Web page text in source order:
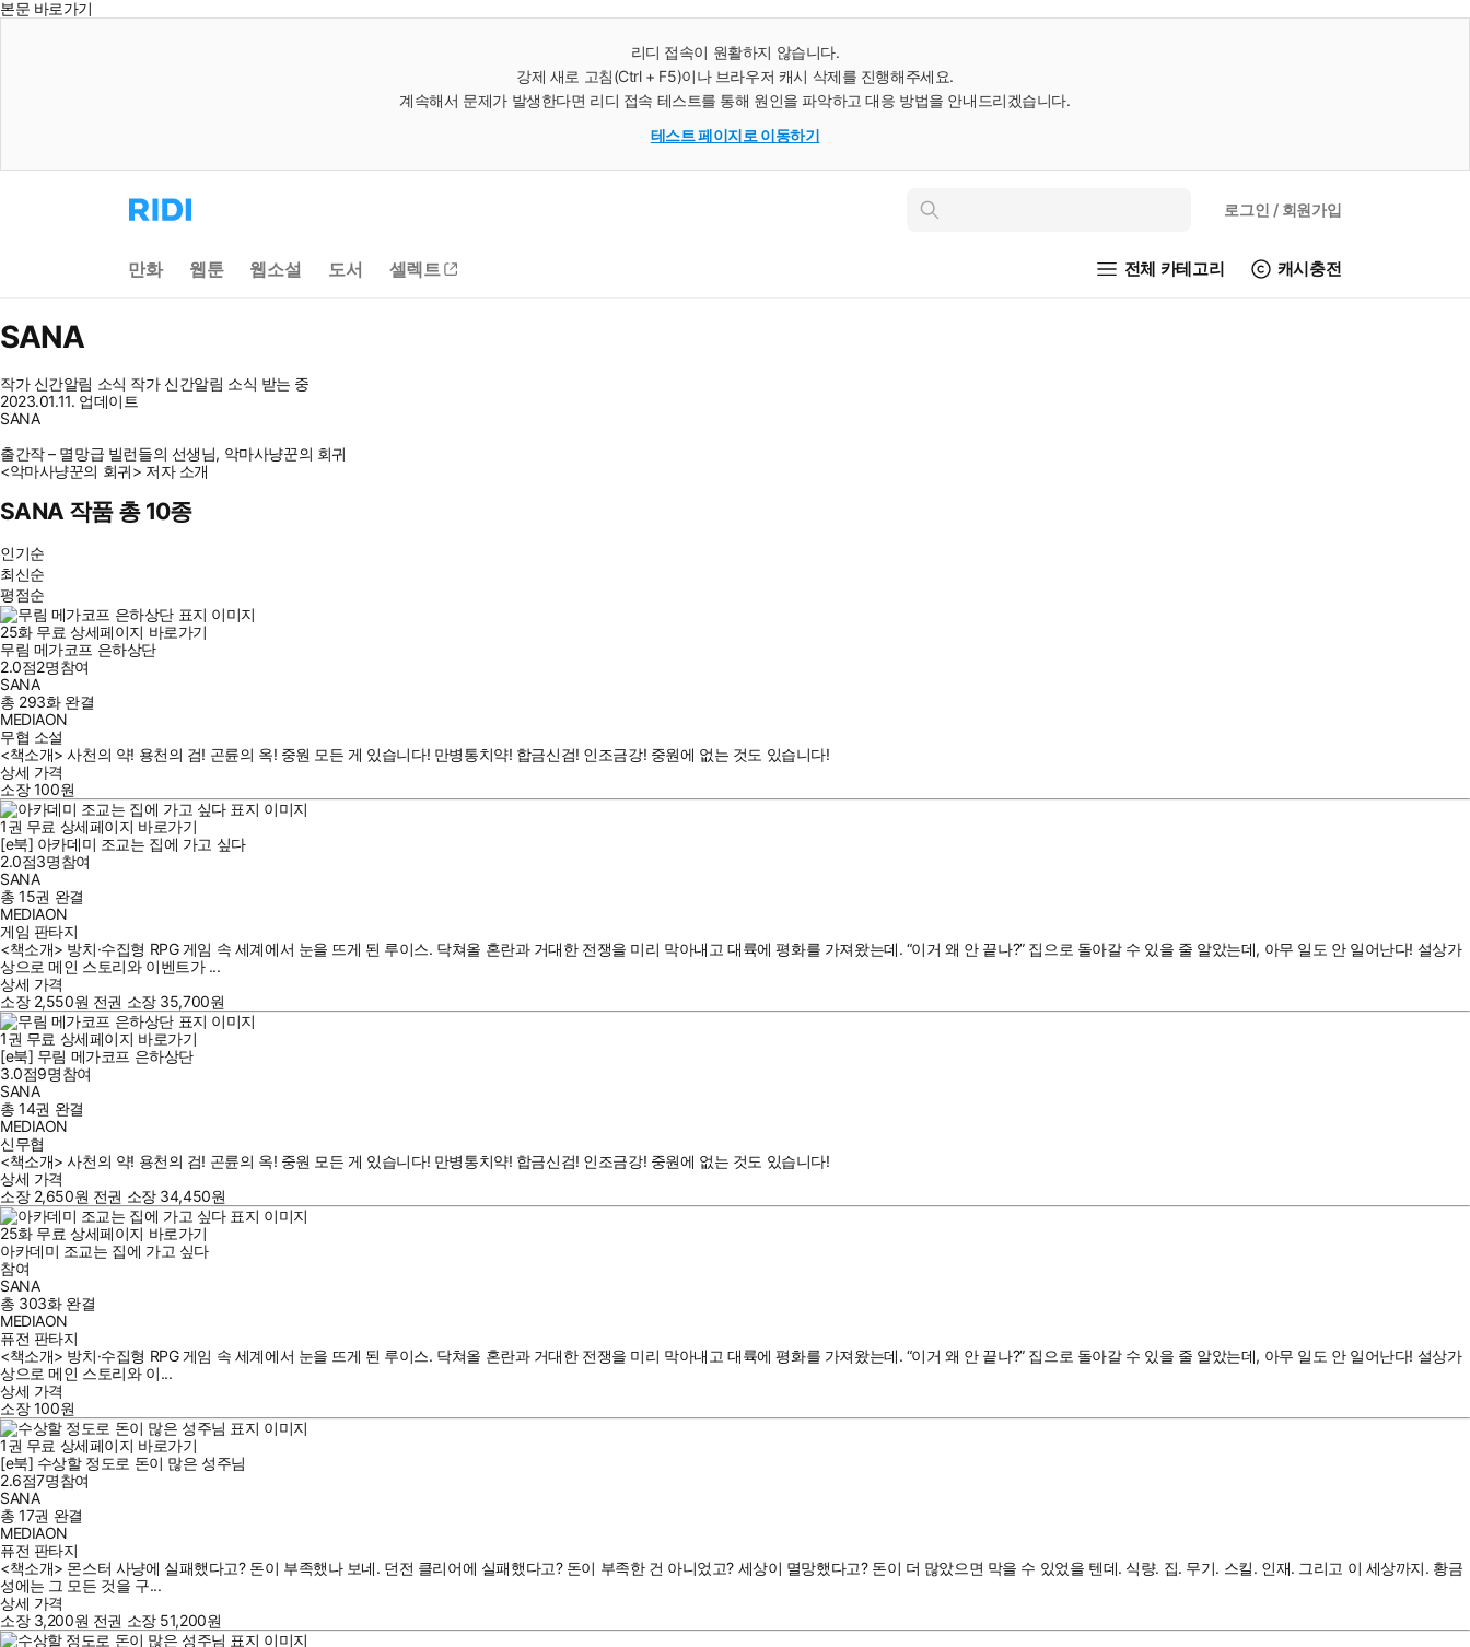
본문 바로가기
리디 접속이 원활하지 않습니다.
강제 새로 고침(Ctrl + F5)이나 브라우저 캐시 삭제를 진행해주세요.
계속해서 문제가 발생한다면 리디 접속 테스트를 통해 원인을 파악하고 대응 방법을 안내드리겠습니다.
테스트 페이지로 이동하기
리
디
으
로
인
로그인 / 회원가입
만화 웹툰 웹소설 도서 셀렉트 전체 카테고리 캐시충전
SANA
작가 신간알림 소식 작가 신간알림 소식 받는 중
2023.01.11. 업데이트
SANA
출간작 – 멸망급 빌런들의 선생님, 악마사냥꾼의 회귀
<악마사냥꾼의 회귀> 저자 소개
SANA 작품 총 10종
인기순
최신순
평점순
25화 무료 상세페이지 바로가기
무림 메가코프 은하상단
2.0점2명참여
SANA
총 293화 완결
MEDIAON
무협 소설
<책소개> 사천의 약! 용천의 검! 곤륜의 옥! 중원 모든 게 있습니다! 만병통치약! 합금신검! 인조금강! 중원에 없는 것도 있습니다!
상세 가격
소장100원
1권 무료 상세페이지 바로가기
[e북] 아카데미 조교는 집에 가고 싶다
2.0점3명참여
SANA
총 15권 완결
MEDIAON
게임 판타지
<책소개> 방치·수집형 RPG 게임 속 세계에서 눈을 뜨게 된 루이스. 닥쳐올 혼란과 거대한 전쟁을 미리 막아내고 대륙에 평화를 가져왔는데. “이거 왜 안 끝나?” 집으로 돌아갈 수 있을 줄 알았는데, 아무 일도 안 일어난다! 설상가
상으로 메인 스토리와 이벤트가 ...
상세 가격
소장 2,550원 전권 소장 35,700원
1권 무료 상세페이지 바로가기
[e북] 무림 메가코프 은하상단
3.0점9명참여
SANA
총 14권 완결
MEDIAON
신무협
<책소개> 사천의 약! 용천의 검! 곤륜의 옥! 중원 모든 게 있습니다! 만병통치약! 합금신검! 인조금강! 중원에 없는 것도 있습니다!
상세 가격
소장 2,650원 전권 소장 34,450원
25화 무료 상세페이지 바로가기
아카데미 조교는 집에 가고 싶다
참여
SANA
총 303화 완결
MEDIAON
퓨전 판타지
<책소개> 방치·수집형 RPG 게임 속 세계에서 눈을 뜨게 된 루이스. 닥쳐올 혼란과 거대한 전쟁을 미리 막아내고 대륙에 평화를 가져왔는데. “이거 왜 안 끝나?” 집으로 돌아갈 수 있을 줄 알았는데, 아무 일도 안 일어난다! 설상가
상으로 메인 스토리와 이...
상세 가격
소장100원
1권 무료 상세페이지 바로가기
[e북] 수상할 정도로 돈이 많은 성주님
2.6점7명참여
SANA
총 17권 완결
MEDIAON
퓨전 판타지
<책소개> 몬스터 사냥에 실패했다고? 돈이 부족했나 보네. 던전 클리어에 실패했다고? 돈이 부족한 건 아니었고? 세상이 멸망했다고? 돈이 더 많았으면 막을 수 있었을 텐데. 식량. 집. 무기. 스킬. 인재. 그리고 이 세상까지. 황금
성에는 그 모든 것을 구...
상세 가격
소장 3,200원 전권 소장 51,200원